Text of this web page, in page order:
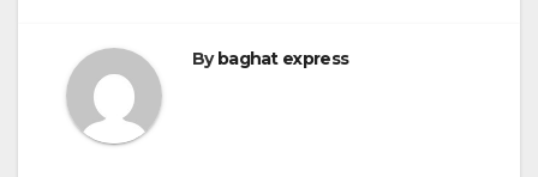
Bybaghat express